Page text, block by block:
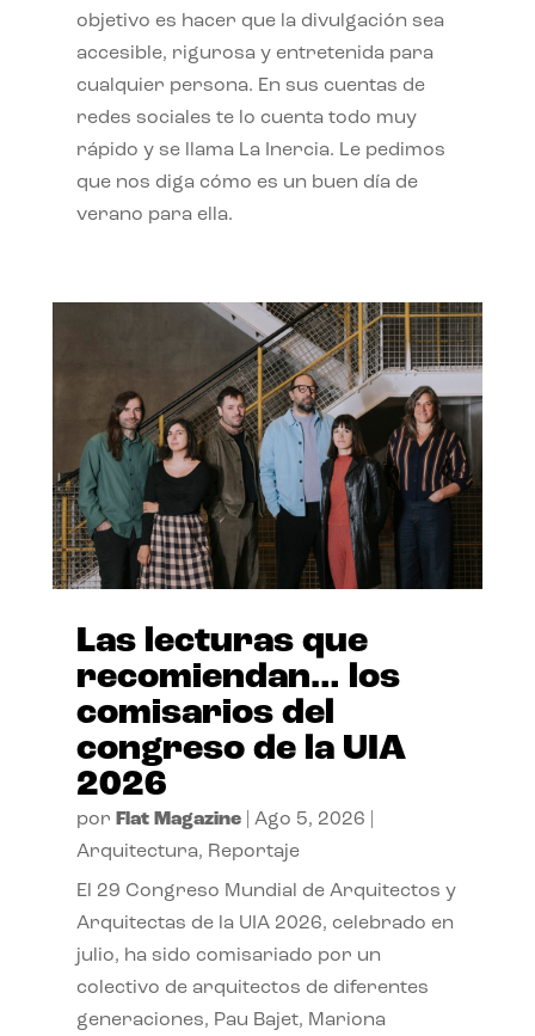
objetivo es hacer que la divulgación sea
accesible, rigurosa y entretenida para
cualquier persona. En sus cuentas de
redes sociales te lo cuenta todo muy
rápido y se llama La Inercia. Le pedimos
que nos diga cómo es un buen día de
verano para ella.
Las lecturas que
recomiendan… los
comisarios del
congreso de la UIA
2026
por Flat Magazine| Ago 5, 2026
Arquitectura, Reportaje
El 29 Congreso Mundial de Arquitectos y
Arquitectas de la UIA 2026, celebrado en
julio, ha sido comisariado por un
colectivo de arquitectos de diferentes
generaciones, Pau Bajet, Mariona